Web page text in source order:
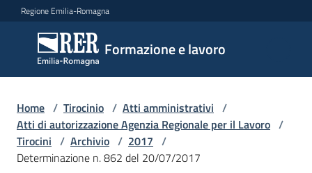
Vai al contenuto
Vai alla navigazione
Vai al footer
Regione Emilia-Romagna
Formazione e lavoro
Formazione
e lavoro
Argomenti
Home / Tirocinio / Atti amministrativi /
Atti di autorizzazione Agenzia Regionale per il Lavoro /
Tirocini / Archivio / 2017 /
Determinazione n. 862 del 20/07/2017